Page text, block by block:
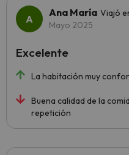
Ana María Viajó
Mayo 2025
La habitación muy
Buena calidad de la
repetición
Excelente